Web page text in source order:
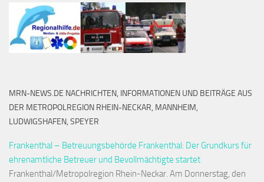
MRN-NEWS.DE NACHRICHTEN, INFORMATIONEN UND BEITRÄGE AUS
DER METROPOLREGION RHEIN-NECKAR, MANNHEIM,
LUDWIGSHAFEN, SPEYER
Frankenthal – Betreuungsbehörde Frankenthal: Der Grundkurs für
ehrenamtliche Betreuer und Bevollmächtigte startet
Frankenthal/Metropolregion Rhein-Neckar. Am Donnerstag, den